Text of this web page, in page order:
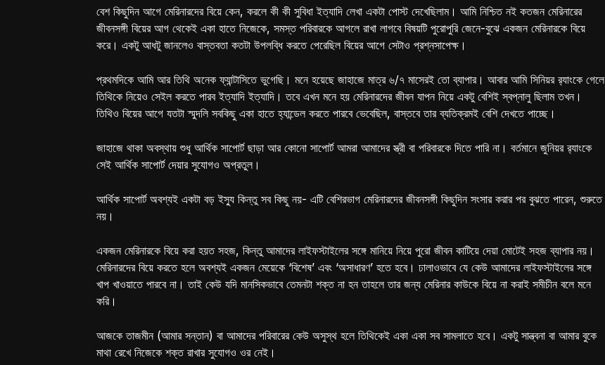
বেশ কিছুদিন আগে মেরিনারদের বিয়ে কেন, করলে কী কী সুবিধা ইত্যাদি লেখা একটা পোস্ট দেখেছিলাম। আমি নিশ্চিত নই কতজন মেরিনারের
জীবনসঙ্গী বিয়ের আগ থেকেই একা হাতে নিজেকে, সমস্ত পরিবারকে আগলে রাখা লাগবে বিষয়টি পুরোপুরি জেনে-বুঝে একজন মেরিনারকে বিয়ে
করে। একটু আধটু জানলেও বাস্তবতা কতটা উপলব্ধি করতে পেরেছিল বিয়ের আগে সেটাও প্রশ্নসাপেক্ষ।
প্রথমদিকে আমি আর তিথি অনেক ফ্যান্টাসিতে ভুগেছি। মনে হয়েছে জাহাজে মাত্র ৬/৭ মাসেরই তো ব্যাপার। আবার আমি সিনিয়র র‍্যাংকে গেলে
তিথিকে নিয়েও সেইল করতে পারব ইত্যাদি ইত্যাদি। তবে এখন মনে হয় মেরিনারদের জীবন যাপন নিয়ে একটু বেশিই স্বপ্নালু ছিলাম তখন।
তিথিও বিয়ের আগে যতটা স্মুদলি সবকিছু একা হাতে হ্যান্ডেল করতে পারবে ভেবেছিল, বাস্তবে তার ব্যতিক্রমই বেশি দেখতে পাচ্ছে।
জাহাজে থাকা অবস্থায় শুধু আর্থিক সাপোর্ট ছাড়া আর কোনো সাপোর্ট আমরা আমাদের স্ত্রী বা পরিবারকে দিতে পারি না। বর্তমানে জুনিয়র র‍্যাংকে
সেই আর্থিক সাপোর্ট দেয়ার সুযোগও অপ্রতুল।
আর্থিক সাপোর্ট অবশ্যই একটা বড় ইস্যু কিন্তু সব কিছু নয়- এটি বেশিরভাগ মেরিনারদের জীবনসঙ্গী কিছুদিন সংসার করার পর বুঝতে পারেন, শুরুতে
নয়।
একজন মেরিনারকে বিয়ে করা হয়ত সহজ, কিন্তু আমাদের লাইফস্টাইলের সঙ্গে মানিয়ে নিয়ে পুরো জীবন কাটিয়ে দেয়া মোটেই সহজ ব্যাপার নয়।
মেরিনারদের বিয়ে করতে হলে অবশ্যই একজন মেয়েকে ‘বিশেষ’ এবং ‘অসাধারণ’ হতে হবে। ঢালাওভাবে যে কেউ আমাদের লাইফস্টাইলের সঙ্গে
খাপ খাওয়াতে পারবে না। তাই কেউ যদি মানসিকভাবে তেমনটা শক্ত না হন তাহলে তার জন্য মেরিনার কাউকে বিয়ে না করাই সমীচীন বলে মনে
করি।
আজকে তাজমীন (আমার সন্তান) বা আমাদের পরিবারের কেউ অসুস্থ হলে তিথিকেই একা একা সব সামলাতে হবে। একটু সান্ত্বনা বা আমার বুকে
মাথা রেখে নিজেকে শক্ত রাখার সুযোগও ওর নেই।